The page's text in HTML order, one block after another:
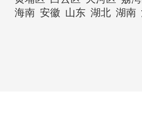
海南 安徽 山东 湖北 湖南